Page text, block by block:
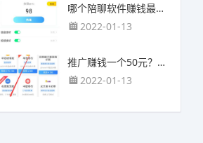
哪个陪聊软件赚钱最快？目前陪人聊天可以挣钱的app推荐
2022-01-13
推广赚钱一个50元？我这个一个最高可以赚500元
2022-01-13